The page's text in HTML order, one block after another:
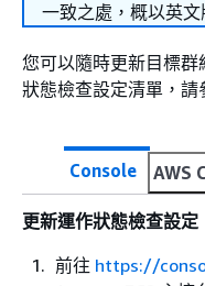
一致之處，概以英文
您可以隨時更新目標
狀態檢查設定清單，請
Console AWS
更新運作狀態檢查設定
前往 https://